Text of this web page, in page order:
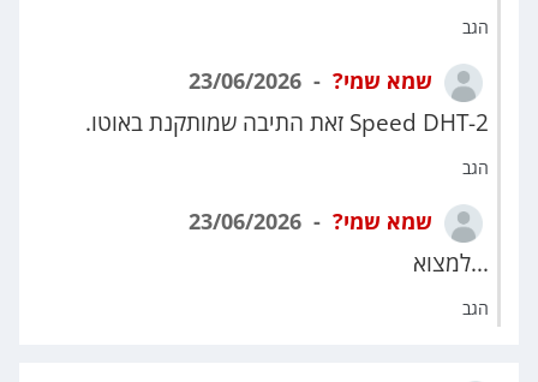
הגב
שמא שמי?
2-Speed DHT זאת התיבה שמותקנת באוטו.
הגב
שמא שמי?
...למצוא
הגב